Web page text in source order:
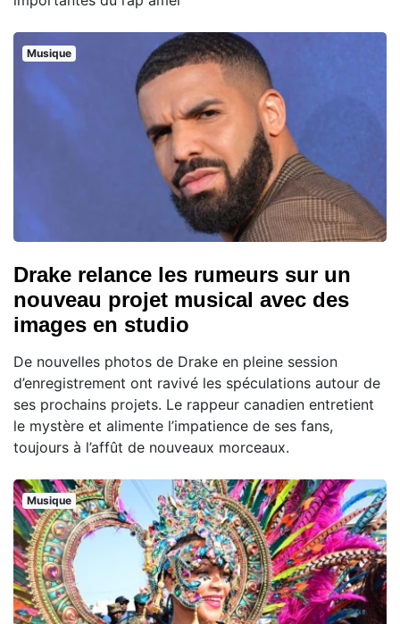
Musique
Drake relance les rumeurs sur un
nouveau projet musical avec des
images en studio
De nouvelles photos de Drake en pleine session
d’enregistrement ont ravivé les spéculations autour de
ses prochains projets. Le rappeur canadien entretient
le mystère et alimente l’impatience de ses fans,
toujours à l’affût de nouveaux morceaux.
Musique